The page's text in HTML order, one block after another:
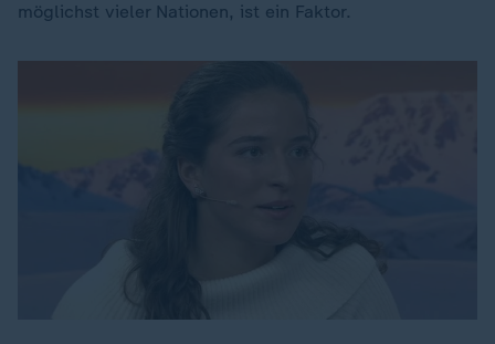
möglichst vieler Nationen, ist ein Faktor.